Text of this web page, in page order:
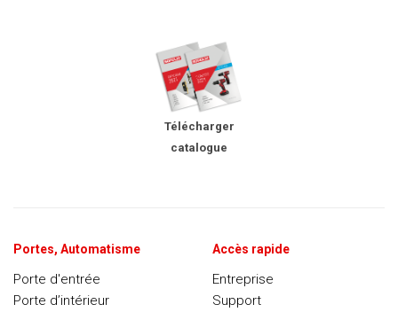
Télécharger
catalogue
Portes, Automatisme
Porte d'entrée
Porte d’intérieur
Accès rapide
Entreprise
Support